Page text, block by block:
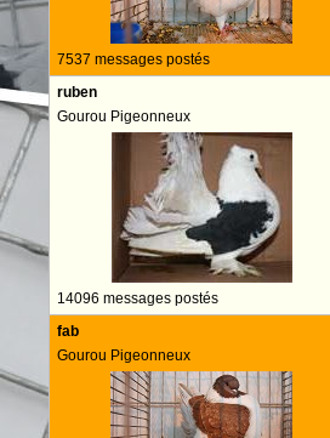
7537 messages postés
ruben
Gourou Pigeonneux
14096 messages postés
fab
Gourou Pigeonneux